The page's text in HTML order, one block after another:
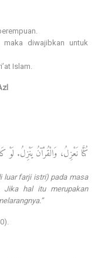
diwajibkan untuk
Islam.
كُنَّا نَعْزِلُ، وَالْقُرْآنُ يَنْزِلُ. لَوْ
luar farji istri) pada masa